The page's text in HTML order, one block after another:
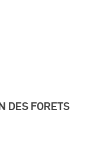
DES FORETS